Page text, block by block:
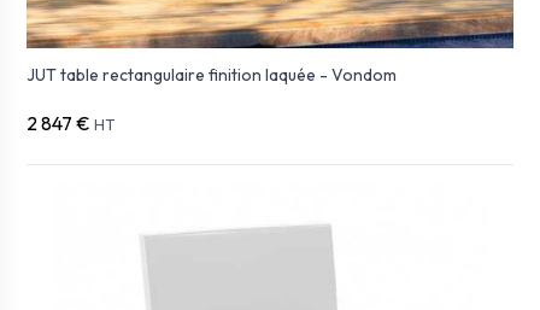
JUT table rectangulaire finition laquée - Vondom
2 847 € HT